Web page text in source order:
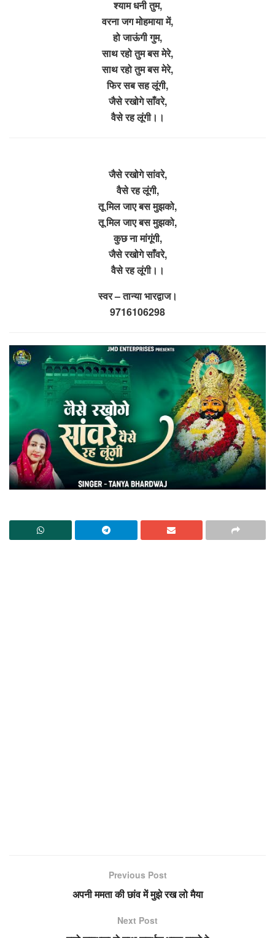
श्याम धनी तुम,
वरना जग मोहमाया में,
हो जाऊंगी गुम,
साथ रहो तुम बस मेरे,
साथ रहो तुम बस मेरे,
फिर सब सह लूंगी,
जैसे रखोगे साँवरे,
वैसे रह लूंगी।।
जैसे रखोगे सांवरे,
वैसे रह लूंगी,
तू मिल जाए बस मुझको,
तू मिल जाए बस मुझको,
कुछ ना मांगूंगी,
जैसे रखोगे साँवरे,
वैसे रह लूंगी।।
स्वर – तान्या भारद्वाज।
9716106298
Previous Post
अपनी ममता की छांव में मुझे रख लो मैया
Next Post